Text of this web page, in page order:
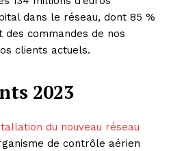
dans le réseau, dont 85 %
commandes de nos
clients actuels.
2023
du nouveau réseau
de contrôle aérien